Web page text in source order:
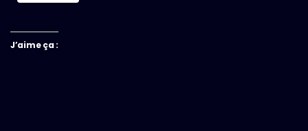
J’aime ça :